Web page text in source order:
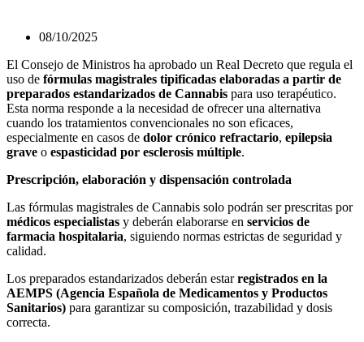
08/10/2025
El Consejo de Ministros ha aprobado un Real Decreto que regula el
uso de fórmulas magistrales tipificadas elaboradas a partir de
preparados estandarizados de Cannabis para uso terapéutico.
Esta norma responde a la necesidad de ofrecer una alternativa
cuando los tratamientos convencionales no son eficaces,
especialmente en casos de dolor crónico refractario, epilepsia
grave o espasticidad por esclerosis múltiple.
Prescripción, elaboración y dispensación controlada
Las fórmulas magistrales de Cannabis solo podrán ser prescritas por
médicos especialistas y deberán elaborarse en servicios de
farmacia hospitalaria, siguiendo normas estrictas de seguridad y
calidad.
Los preparados estandarizados deberán estarregistrados en la
AEMPS (Agencia Española de Medicamentos y Productos
Sanitarios) para garantizar su composición, trazabilidad y dosis
correcta.